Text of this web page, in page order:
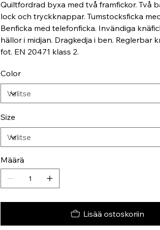
Quiltfordrad byxa med två framfickor. Två
lock och tryckknappar. Tumstocksficka
Benficka med telefonficka. Invändiga
hällor i midjan. Dragkedja i ben. Reglerbar
fot. EN 20471 klass 2.
Color
Size
Määrä
Lisää ostoskoriin